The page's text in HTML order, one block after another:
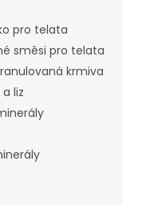
pro telata
směsi pro telata
krmiva
liz